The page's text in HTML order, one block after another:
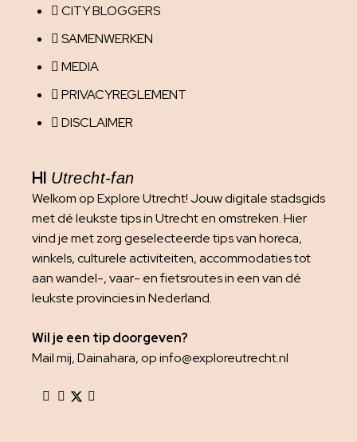
CITY BLOGGERS
SAMENWERKEN
MEDIA
PRIVACYREGLEMENT
DISCLAIMER
HI Utrecht-fan
Welkom op Explore Utrecht! Jouw digitale stadsgids
met dé leukste tips in Utrecht en omstreken. Hier
vind je met zorg geselecteerde tips van horeca,
winkels, culturele activiteiten, accommodaties tot
aan wandel-, vaar- en fietsroutes in een van dé
leukste provincies in Nederland.
Wil je een tip doorgeven?
Mail mij, Dainahara, op info@exploreutrecht.nl